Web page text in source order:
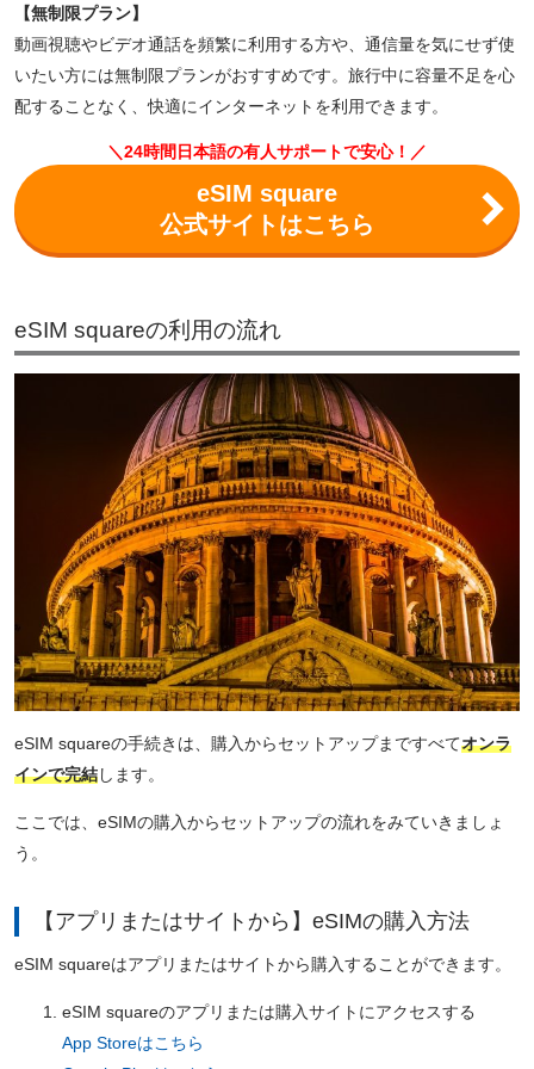
【無制限プラン】
動画視聴やビデオ通話を頻繁に利用する方や、通信量を気にせず使
いたい方には無制限プランがおすすめです。旅行中に容量不足を心
配することなく、快適にインターネットを利用できます。
＼24時間日本語の有人サポートで安心！／
eSIM square
公式サイトはこちら
eSIM squareの利用の流れ
eSIM squareの手続きは、購入からセットアップまですべてオンラ
インで完結します。
ここでは、eSIMの購入からセットアップの流れをみていきましょ
う。
【アプリまたはサイトから】eSIMの購入方法
eSIM squareはアプリまたはサイトから購入することができます。
eSIM squareのアプリまたは購入サイトにアクセスする
App Storeはこちら